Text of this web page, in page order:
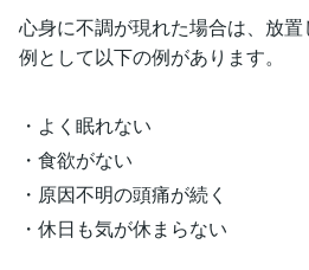
心身に不調が現れた場合は、放
例として以下の例があります。
・よく眠れない
・食欲がない
・原因不明の頭痛が続く
・休日も気が休まらない